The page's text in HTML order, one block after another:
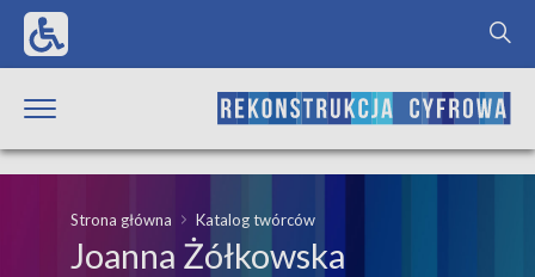
Strona główna Katalog twórców
Joanna Żółkowska